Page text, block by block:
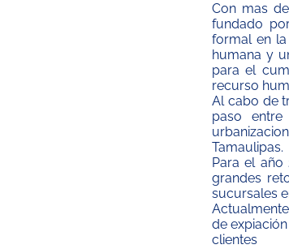
Con mas
fundado
formal en
humana y
para el
recurso
Al cabo de
paso
Tamaulipas.
Para el
grandes
sucursales
de
clientes